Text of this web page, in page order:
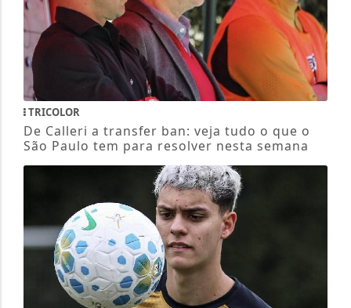
TRICOLOR
De Calleri a transfer ban: veja tudo o que o
São Paulo tem para resolver nesta semana